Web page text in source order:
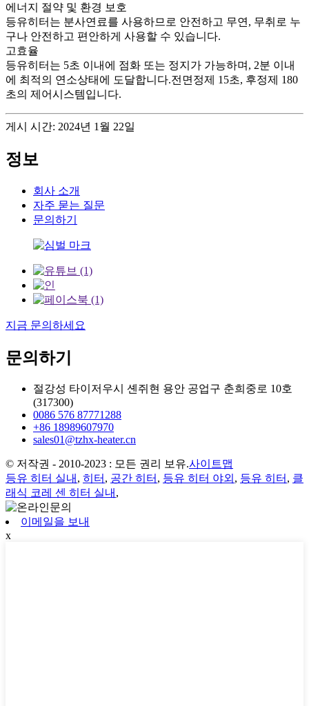
에너지 절약 및 환경 보호
등유히터는 분사연료를 사용하므로 안전하고 무연, 무취로 누
구나 안전하고 편안하게 사용할 수 있습니다.
고효율
등유히터는 5초 이내에 점화 또는 정지가 가능하며, 2분 이내
에 최적의 연소상태에 도달합니다.전면정제 15초, 후정제 180
초의 제어시스템입니다.
게시 시간: 2024년 1월 22일
정보
회사 소개
자주 묻는 질문
문의하기
지금 문의하세요
문의하기
절강성 타이저우시 셴쥐현 용안 공업구 춘희중로 10호
(317300)
0086 576 87771288
+86 18989607970
sales01@tzhx-heater.cn
© 저작권 - 2010-2023 : 모든 권리 보유.사이트맵
등유 히터 실내 , 히터 , 공간 히터 , 등유 히터 야외 , 등유 히터 , 클
래식 코레 센 히터 실내 ,
이메일을 보내
x